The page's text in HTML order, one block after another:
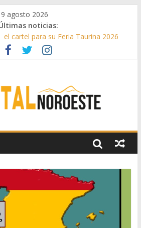
9 agosto 2026
noticias:
cartel para su Feria Taurina 2026
Gran Noche del Indie’ de las fiestas
11 millones de euros a ayudas y